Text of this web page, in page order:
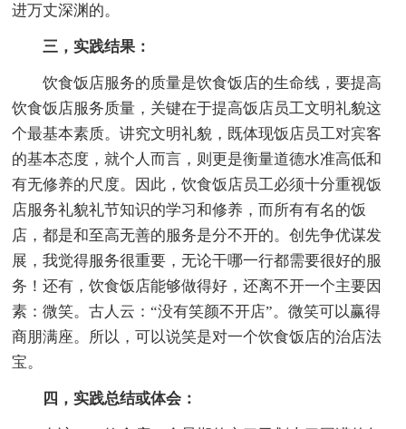
进万丈深渊的。
三，实践结果：
饮食饭店服务的质量是饮食饭店的生命线，要提高
饮食饭店服务质量，关键在于提高饭店员工文明礼貌这
个最基本素质。讲究文明礼貌，既体现饭店员工对宾客
的基本态度，就个人而言，则更是衡量道德水准高低和
有无修养的尺度。因此，饮食饭店员工必须十分重视饭
店服务礼貌礼节知识的学习和修养，而所有有名的饭
店，都是和至高无善的服务是分不开的。创先争优谋发
展，我觉得服务很重要，无论干哪一行都需要很好的服
务！还有，饮食饭店能够做得好，还离不开一个主要因
素：微笑。古人云：“没有笑颜不开店”。微笑可以赢得
商朋满座。所以，可以说笑是对一个饮食饭店的治店法
宝。
四，实践总结或体会：